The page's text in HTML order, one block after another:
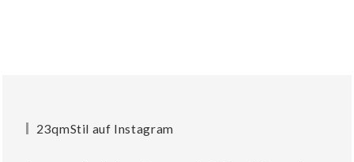
23qmStil auf Instagram